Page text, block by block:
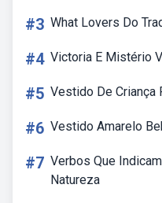
#3 What Lovers Do
#4 Victoria E Mistério
#5 Vestido De Criança
#6 Vestido Amarelo
#7 Verbos Que
Natureza